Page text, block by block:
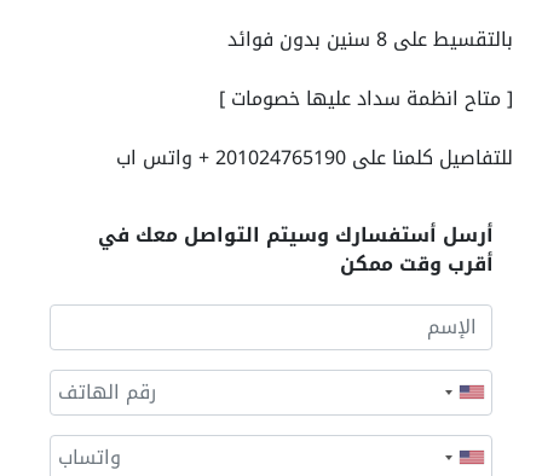
بالتقسيط على 8 سنين بدون فوائد
[ متاح انظمة سداد عليها خصومات ]
للتفاصيل كلمنا على 201024765190 + واتس اب
أرسل أستفسارك وسيتم التواصل معك في
أقرب وقت ممكن